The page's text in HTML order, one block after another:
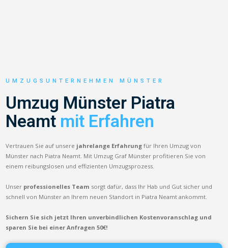
UMZUGSUNTERNEHMEN MÜNSTER
Umzug Münster Piatra
Neamt mit Erfahren
Vertrauen Sie auf unsere jahrelange Erfahrung für Ihren Umzug von
Münster nach Piatra Neamt. Mit Umzug Graf Münster profitieren Sie von
einem reibungslosen und effizienten Umzugsprozess.
Unser professionelles Team sorgt dafür, dass Ihr Hab und Gut sicher und
schnell von Münster an Ihrem neuen Standort in Piatra Neamt ankommt.
Sichern Sie sich jetzt Ihren unverbindlichen Kostenvoranschlag und
sparen Sie bei einer Anfragen 50€!